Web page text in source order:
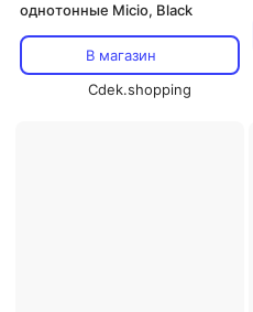
однотонные Micio, Black
В магазин
Cdek.shopping